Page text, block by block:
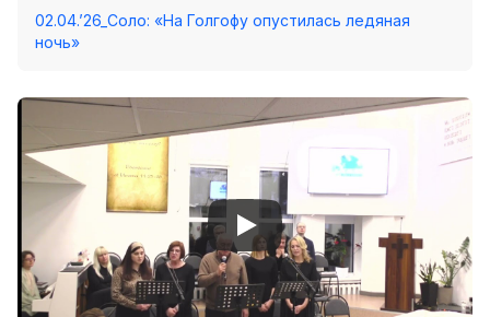
02.04.’26_Соло: «На Голгофу опустилась ледяная
ночь»